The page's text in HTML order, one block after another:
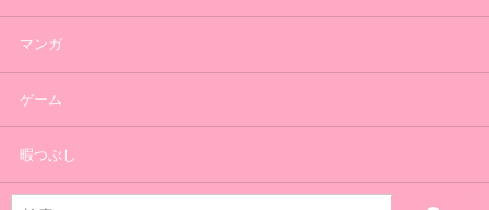
マンガ
ゲーム
暇つぶし